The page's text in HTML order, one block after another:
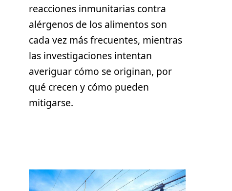
reacciones inmunitarias contra
alérgenos de los alimentos son
cada vez más frecuentes, mientras
las investigaciones intentan
averiguar cómo se originan, por
qué crecen y cómo pueden
mitigarse.